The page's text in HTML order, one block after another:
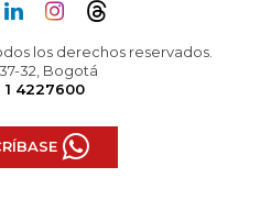
los derechos reservados.
37-32, Bogotá
1 4227600